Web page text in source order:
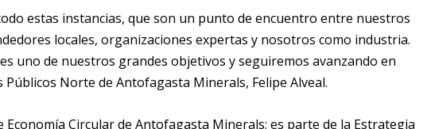
estas instancias, que son un punto de encuentro entre nuestros
locales, organizaciones expertas y nosotros como industria.
uno de nuestros grandes objetivos y seguiremos avanzando en
Norte de Antofagasta Minerals, Felipe Alveal.
Economía Circular de Antofagasta Minerals; es parte de la Estrategia